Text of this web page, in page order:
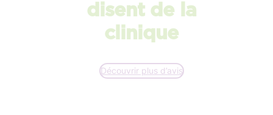
disent de la
clinique
Découvrir plus d’avis